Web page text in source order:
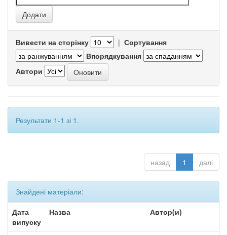
Вивести на сторінку | Сортування
Впорядкування
Автори
Результати 1-1 зі 1.
назад 1 далі
Знайдені матеріали:
Дата
випуску
Назва Автор(и)